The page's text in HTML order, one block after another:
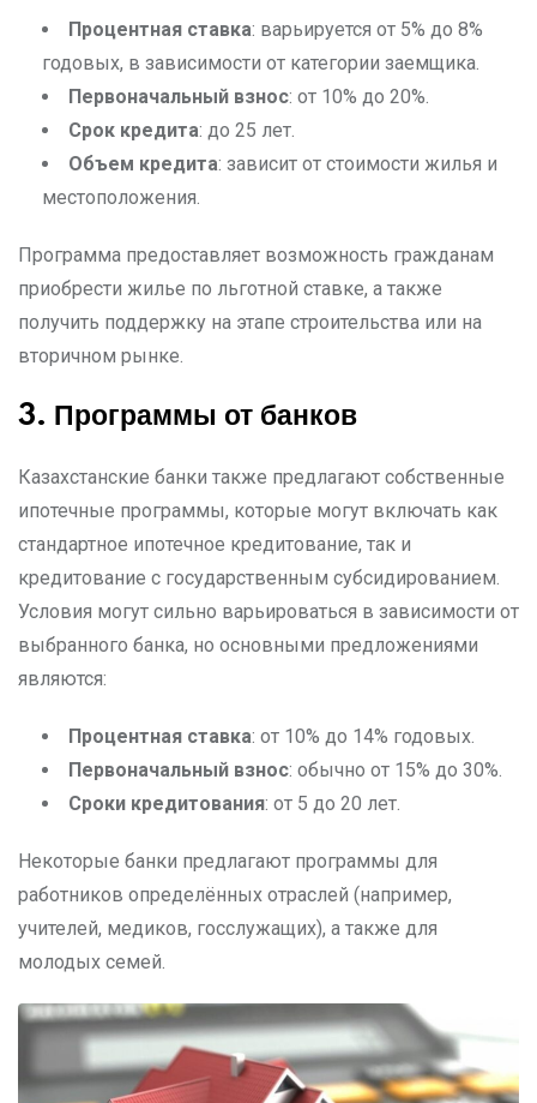
Процентная ставка: варьируется от 5% до 8%
годовых, в зависимости от категории заемщика.
Первоначальный взнос: от 10% до 20%.
Срок кредита: до 25 лет.
Объем кредита: зависит от стоимости жилья и
местоположения.
Программа предоставляет возможность гражданам
приобрести жилье по льготной ставке, а также
получить поддержку на этапе строительства или на
вторичном рынке.
3. Программы от банков
Казахстанские банки также предлагают собственные
ипотечные программы, которые могут включать как
стандартное ипотечное кредитование, так и
кредитование с государственным субсидированием.
Условия могут сильно варьироваться в зависимости от
выбранного банка, но основными предложениями
являются:
Процентная ставка: от 10% до 14% годовых.
Первоначальный взнос: обычно от 15% до 30%.
Сроки кредитования: от 5 до 20 лет.
Некоторые банки предлагают программы для
работников определённых отраслей (например,
учителей, медиков, госслужащих), а также для
молодых семей.